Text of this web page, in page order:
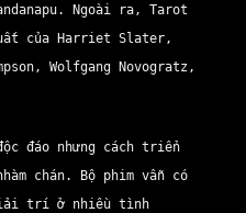
Ngoài ra, Tarot
của Harriet Slater,
Wolfgang Novogratz,
đáo nhưng cách triển
chán. Bộ phim vẫn có
trí ở nhiều tình